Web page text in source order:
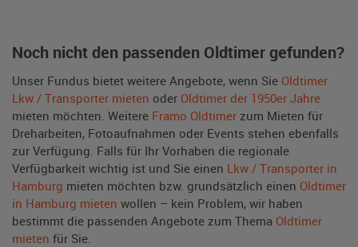
Noch nicht den passenden Oldtimer gefunden?
Unser Fundus bietet weitere Angebote, wenn Sie Oldtimer
Lkw / Transporter mieten oder Oldtimer der 1950er Jahre
mieten möchten. Weitere Framo Oldtimer zum Mieten für
Dreharbeiten, Fotoaufnahmen oder Events stehen ebenfalls
zur Verfügung. Falls für Ihr Vorhaben die regionale
Verfügbarkeit wichtig ist und Sie einen Lkw / Transporter in
Hamburg mieten möchten bzw. grundsätzlich einen Oldtimer
in Hamburg mieten wollen – kein Problem, wir haben
bestimmt die passenden Angebote zum Thema Oldtimer
mieten für Sie.